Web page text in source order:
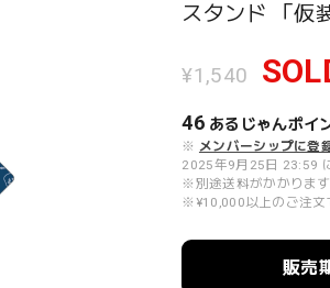
スタンド 「仮
¥1,540
46 あるじゃんポイ
※ メンバーシップに登
2025年9月25日 23:59
※別途送料がかかります
※¥10,000以上のご注文
販売